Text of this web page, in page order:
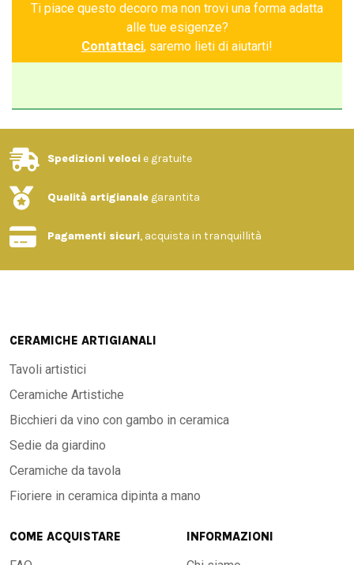
Ti piace questo decoro ma non trovi una forma adatta
alle tue esigenze?
Contattaci, saremo lieti di aiutarti!
Spedizioni veloci e gratuite
Qualità artigianale garantita
Pagamenti sicuri, acquista in tranquillità
CERAMICHE ARTIGIANALI
Tavoli artistici
Ceramiche Artistiche
Bicchieri da vino con gambo in ceramica
Sedie da giardino
Ceramiche da tavola
Fioriere in ceramica dipinta a mano
COME ACQUISTARE INFORMAZIONI